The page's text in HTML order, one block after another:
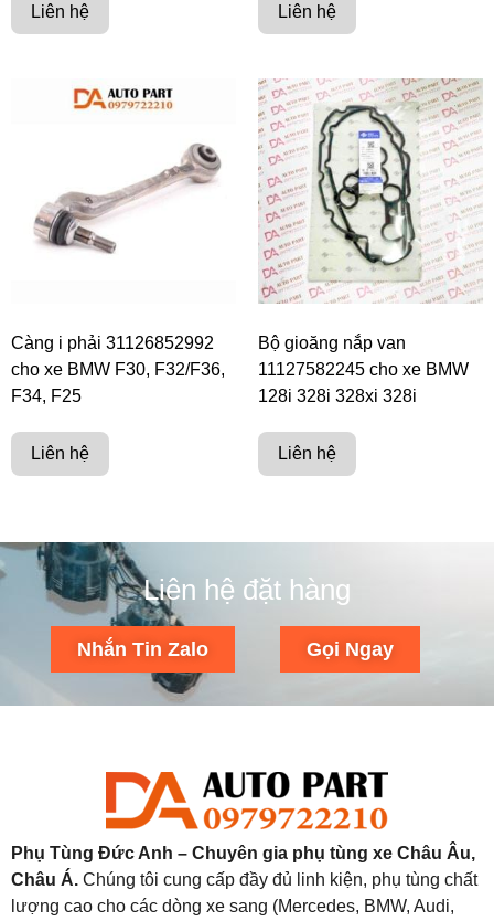
Liên hệ Liên hệ
Càng i phải 31126852992
cho xe BMW F30, F32/F36,
F34, F25
Liên hệ
Bộ gioăng nắp van
11127582245 cho xe BMW
128i 328i 328xi 328i
Liên hệ
Liên hệ đặt hàng
Nhắn Tin Zalo Gọi Ngay
Phụ Tùng Đức Anh – Chuyên gia phụ tùng xe Châu Âu,
Châu Á. Chúng tôi cung cấp đầy đủ linh kiện, phụ tùng chất
lượng cao cho các dòng xe sang (Mercedes, BMW, Audi,